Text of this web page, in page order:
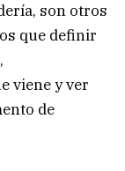
son otros
que definir
viene y ver
de